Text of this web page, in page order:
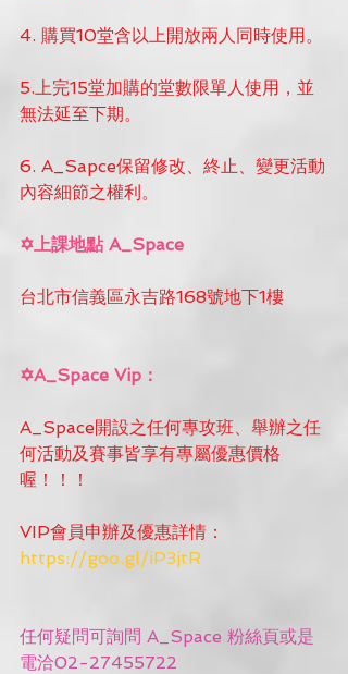
4. 購買10堂含以上開放兩人同時使用。
5.上完15堂加購的堂數限單人使用，並
無法延至下期。
6. A_Sapce保留修改、終止、變更活動
內容細節之權利。
✡上課地點 A_Space
台北市信義區永吉路168號地下1樓
✡A_Space Vip：
A_Space開設之任何專攻班、舉辦之任
何活動及賽事皆享有專屬優惠價格
喔！！！
VIP會員申辦及優惠詳情：
https://goo.gl/iP3jtR
任何疑問可詢問 A_Space 粉絲頁或是
電洽02-27455722